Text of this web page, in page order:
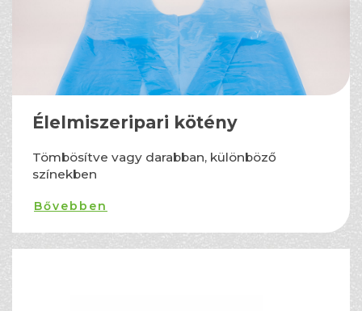
Élelmiszeripari kötény
Tömbösítve vagy darabban, különböző
színekben
Bővebben